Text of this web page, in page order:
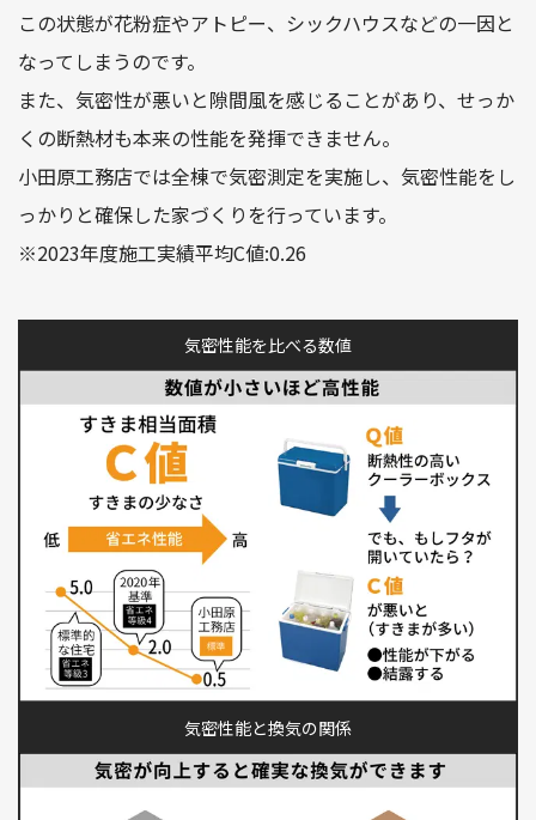
この状態が花粉症やアトピー、シックハウスなどの一因と
なってしまうのです。
また、気密性が悪いと隙間風を感じることがあり、せっか
くの断熱材も本来の性能を発揮できません。
小田原工務店では全棟で気密測定を実施し、気密性能をし
っかりと確保した家づくりを行っています。
※2023年度施工実績平均C値:0.26
気密性能を比べる数値
気密性能と換気の関係